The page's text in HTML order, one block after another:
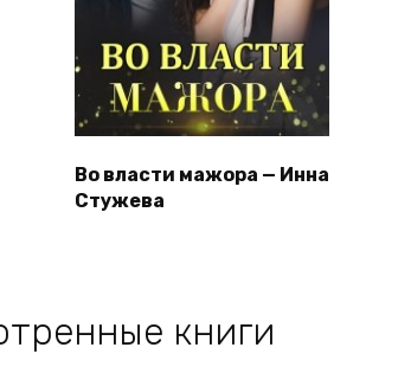
Во власти мажора — Инна
Стужева
книги